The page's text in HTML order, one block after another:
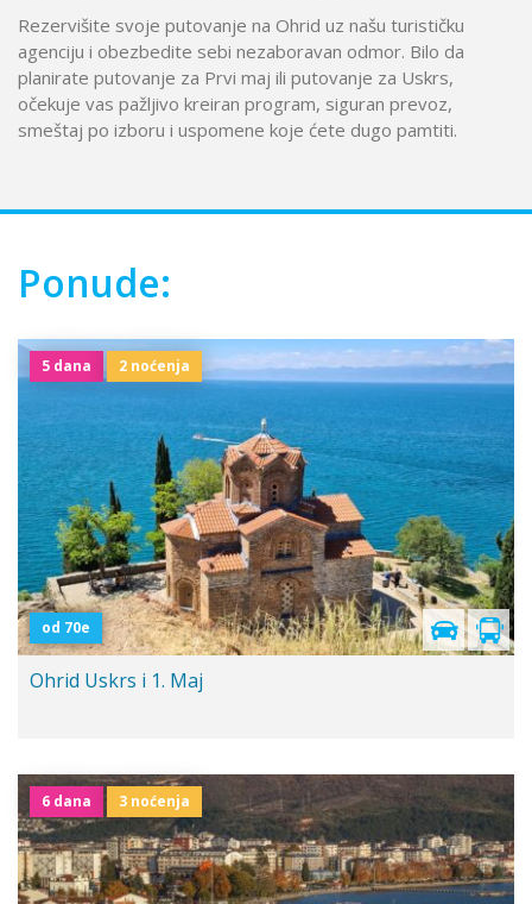
Rezervišite svoje putovanje na Ohrid uz našu turističku
agenciju i obezbedite sebi nezaboravan odmor. Bilo da
planirate putovanje za Prvi maj ili putovanje za Uskrs,
očekuje vas pažljivo kreiran program, siguran prevoz,
smeštaj po izboru i uspomene koje ćete dugo pamtiti.
Ponude:
5 dana 2 noćenja
od 70e
Ohrid Uskrs i 1. Maj
6 dana 3 noćenja